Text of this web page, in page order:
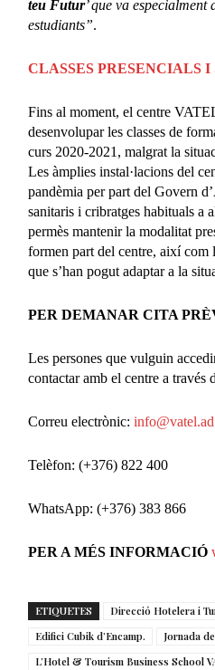
teu Futur’ que va especialment
estudiants”.
CLASSES PRESENCIALS I
Fins al moment, el centre
desenvolupar les classes de
curs 2020-2021, malgrat la
Les àmplies instal·lacions del
pandèmia per part del Govern
sanitaris i cribratges habituals a
permès mantenir la modalitat
formen part del centre, així com
que s’han pogut adaptar a la
PER DEMANAR CITA
Les persones que vulguin
contactar amb el centre a través
Correu electrònic:info@vatel.ad
Telèfon: (+376) 822 400
WhatsApp: (+376) 383 866
PER A MÉS INFORMACIÓ
ETIQUETES
Direcció Hotelera i
Edifici Cubik d’Encamp.
Jornada
L’Hotel & Tourism Business School